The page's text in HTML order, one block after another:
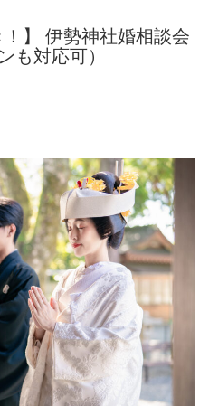
！】 伊勢神社婚相談会
も対応可）